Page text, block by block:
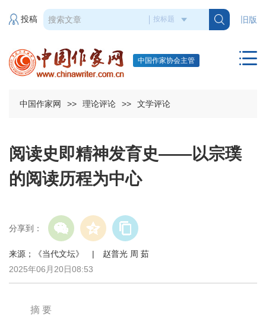
旧版
投稿
中国作家协会主管
中国作家网 >> 理论评论 >> 文学评论
阅读史即精神发育史——以宗璞
的阅读历程为中心
分享到：
来源；《当代文坛》 | 赵普光 周 茹
2025年06月20日08:53
摘 要